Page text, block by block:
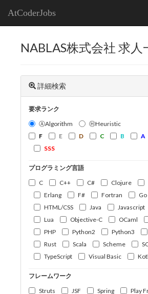
AtCoderJobs
NABLAS株式会社 求人
詳細検索
要求ランク
ⒶAlgorithm
ⒽHeuristic
F
E D C B A
SSS
プログラミング言語
C
C++ C# Clojure
Erlang
F# Fortran Go
HTML/CSS
Java Javascript
Lua
Objective-C OCaml
PHP
Python2 Python3
Rust
Scala Scheme
TypeScript
Visual Basic
フレームワーク
Struts
JSF Spring
Play